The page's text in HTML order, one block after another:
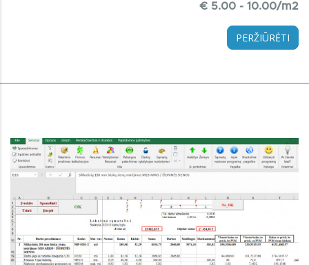
€ 5.00 - 10.00/m2
PERŽIŪRĖTI